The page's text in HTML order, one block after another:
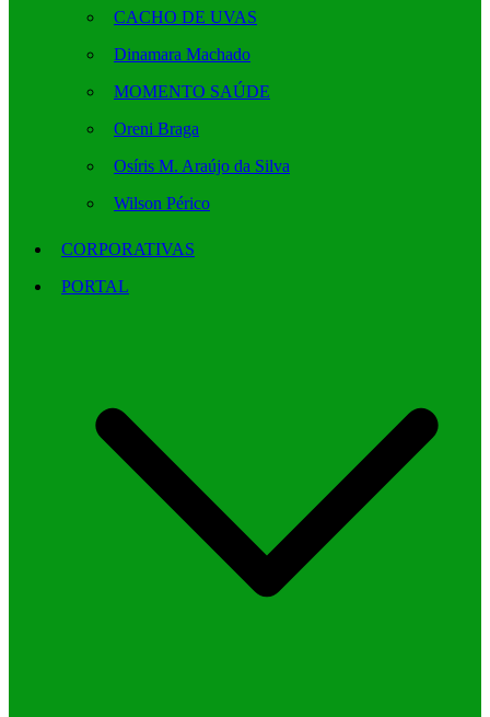
CACHO DE UVAS
Dinamara Machado
MOMENTO SAÚDE
Oreni Braga
Osíris M. Araújo da Silva
Wilson Périco
CORPORATIVAS
PORTAL